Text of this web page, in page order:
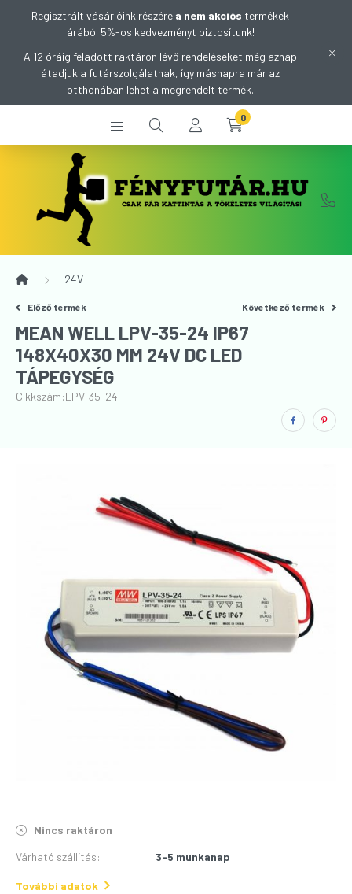
Regisztrált vásárlóink részére a nem akciós termékek
árából 5%-os kedvezményt biztosítunk!
A 12 óráig feladott raktáron lévő rendeléseket még aznap
átadjuk a futárszolgálatnak, így másnapra már az
otthonában lehet a megrendelt termék.
0
24V
Előző termék Következő termék
MEAN WELL LPV-35-24 IP67
148X40X30 MM 24V DC LED
TÁPEGYSÉG
Cikkszám:LPV-35-24
Nincs raktáron
Várható szállítás: 3-5 munkanap
További adatok